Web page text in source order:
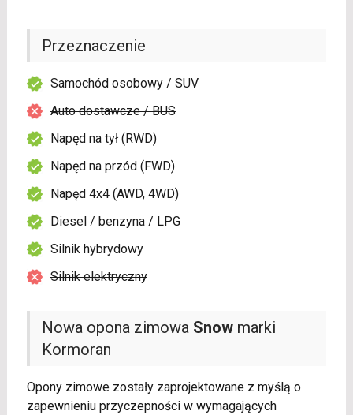
Nowa opona zimowa Snowmarki
Kormoran
Opony zimowe zostały zaprojektowane z myślą o
zapewnieniu przyczepności w wymagających
Przeznaczenie
Samochód osobowy / SUV
Auto dostawcze / BUS
Napęd na tył (RWD)
Napęd na przód (FWD)
Napęd 4x4 (AWD, 4WD)
Diesel / benzyna / LPG
Silnik hybrydowy
Silnik elektryczny